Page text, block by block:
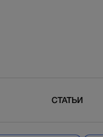
СТАТЬИ